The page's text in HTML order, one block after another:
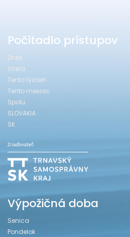
Počítadlo prístupov
Dnes
Včera
Tento týždeň
Tento mesiac
Spolu
SLOVAKIA
SK
Výpožičná doba
Senica
Pondelok